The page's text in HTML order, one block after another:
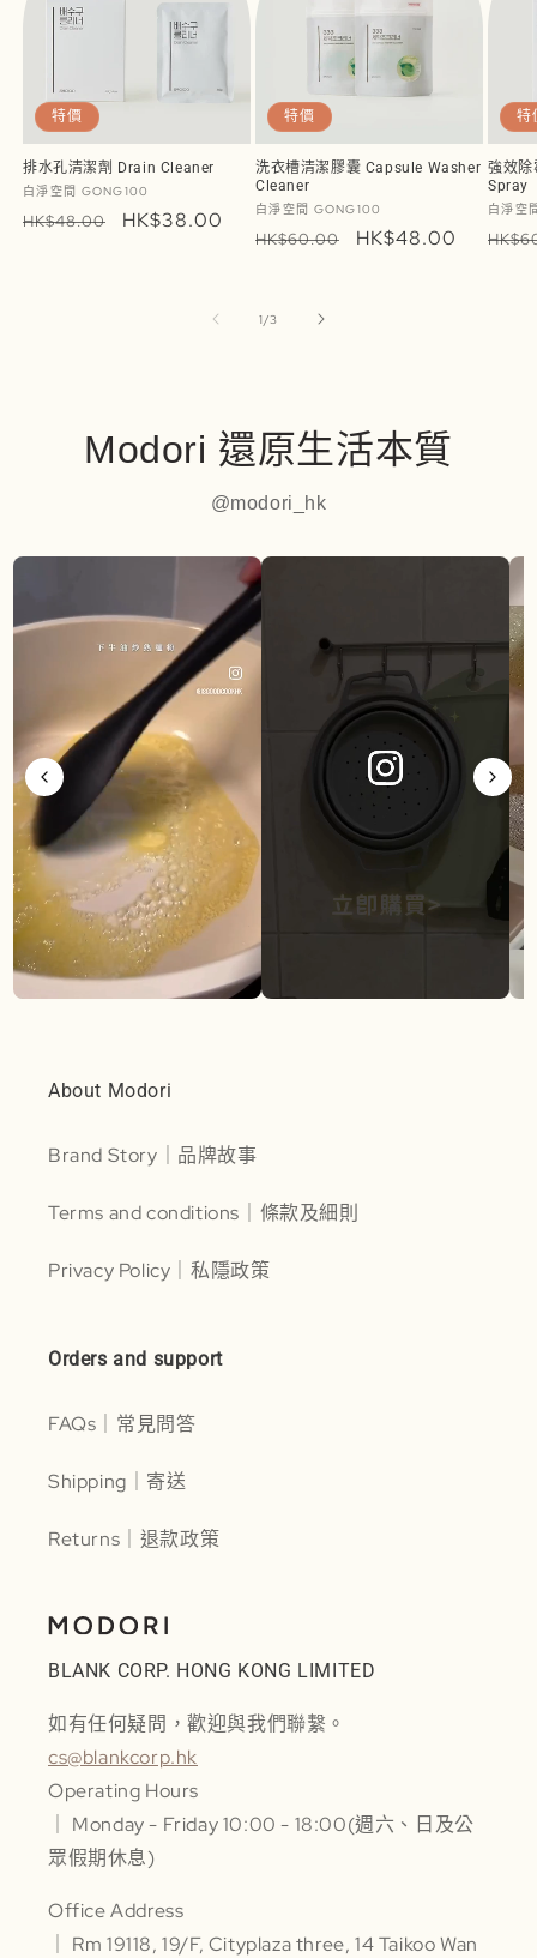
特價
排水孔清潔劑 Drain Cleaner
廠
商：
白淨空間 GONG100
定
HK$48.00
售
HK$38.00
特價
洗衣槽清潔膠囊 Capsule Washer
Cleaner
廠
商：
白淨空間 GONG100
定
HK$60.00
售
HK$48.00
特
強效
Spray
廠
商：
白淨空
定
1//3
Modori 還原生活本質
@modori_hk
About Modori
Brand Story｜品牌故事
Terms and conditions｜條款及細則
Privacy Policy｜私隱政策
Orders and support
FAQs｜常見問答
Shipping｜寄送
Returns｜退款政策
BLANK CORP. HONG KONG LIMITED
如有任何疑問，歡迎與我們聯繫。
cs@blankcorp.hk
Operating Hours
｜ Monday - Friday 10:00 - 18:00(週六、日及公
眾假期休息)
Office Address
｜ Rm 19118, 19/F, Cityplaza three, 14 Taikoo Wan